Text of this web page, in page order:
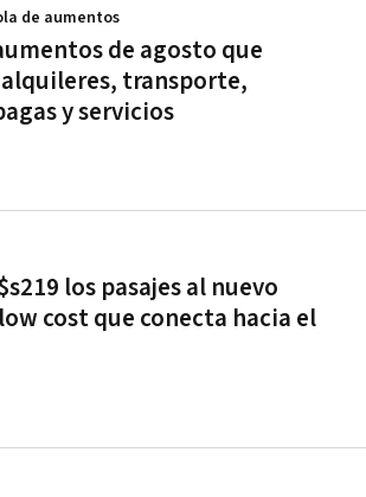
de agosto que
transporte,
y servicios
de aumentos
los pasajes al nuevo
cost que conecta hacia el